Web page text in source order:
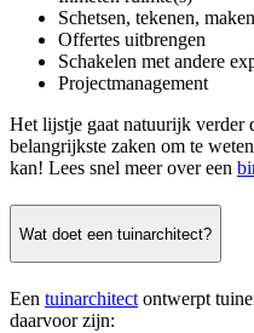
Schetsen, tekenen,
Offertes uitbrengen
Schakelen met andere
Projectmanagement
Het lijstje gaat natuurijk verder
belangrijkste zaken om te
kan! Lees snel meer over een
Wat doet een tuinarchitect?
Een tuinarchitect ontwerpt
daarvoor zijn: